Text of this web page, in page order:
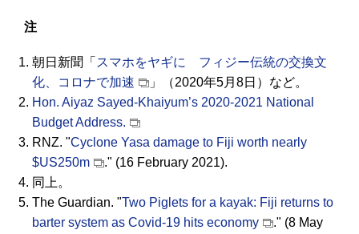
注
朝日新聞「 スマホをヤギに フィジー伝統の交換文
化、コロナで加速
」（2020年5月8日）など。
Hon. Aiyaz Sayed-Khaiyum’s 2020-2021 National
Budget Address.
RNZ. "Cyclone Yasa damage to Fiji worth nearly
$US250m
." (16 February 2021).
同上。
The Guardian. "Two Piglets for a kayak: Fiji returns to
barter system as Covid-19 hits economy
." (8 May